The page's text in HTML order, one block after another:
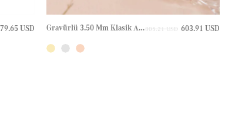
USD Gravürlü 3.50 Mm Klasik Altın Alyans 603.91 USD
805.21 USD